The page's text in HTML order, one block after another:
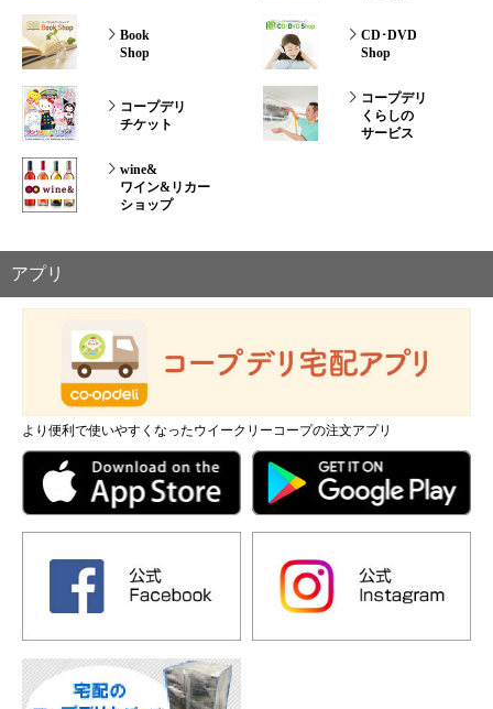
Book
Shop
CD･DVD
Shop
コープデリ
チケット
コープデリ
くらしの
サービス
wine&
ワイン&リカー
ショップ
アプリ
より便利で使いやすくなったウイークリーコープの注文アプリ